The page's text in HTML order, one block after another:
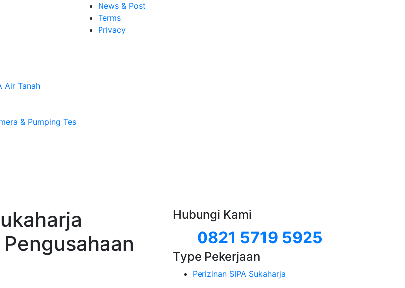
News & Post
Terms
Privacy
Air Tanah
& Pumping Tes
Hubungi Kami
0821 5719 5925
Type Pekerjaan
Perizinan SIPA Sukaharja